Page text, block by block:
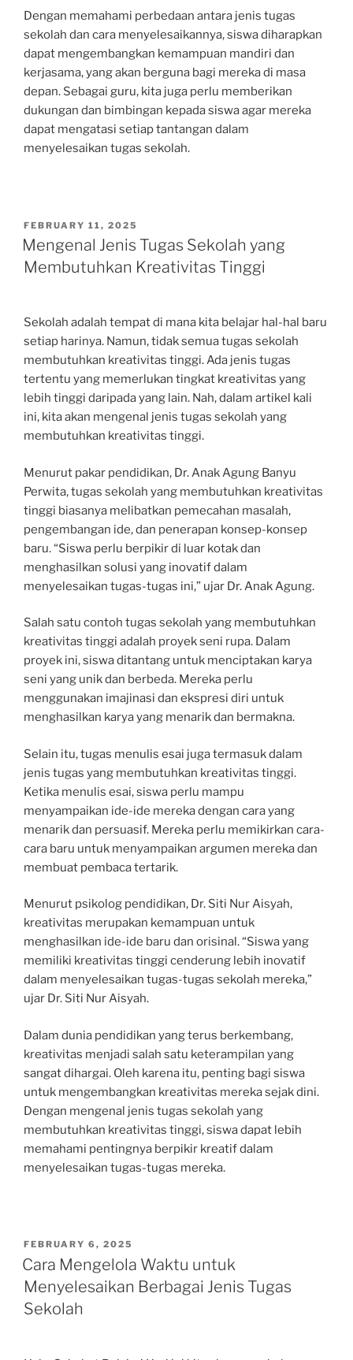
Dengan memahami perbedaan antara jenis tugas
sekolah dan cara menyelesaikannya, siswa diharapkan
dapat mengembangkan kemampuan mandiri dan
kerjasama, yang akan berguna bagi mereka di masa
depan. Sebagai guru, kita juga perlu memberikan
dukungan dan bimbingan kepada siswa agar mereka
dapat mengatasi setiap tantangan dalam
menyelesaikan tugas sekolah.
POSTED
ON
FEBRUARY 11, 2025
Mengenal Jenis Tugas Sekolah yang
Membutuhkan Kreativitas Tinggi
Sekolah adalah tempat di mana kita belajar hal-hal baru
setiap harinya. Namun, tidak semua tugas sekolah
membutuhkan kreativitas tinggi. Ada jenis tugas
tertentu yang memerlukan tingkat kreativitas yang
lebih tinggi daripada yang lain. Nah, dalam artikel kali
ini, kita akan mengenal jenis tugas sekolah yang
membutuhkan kreativitas tinggi.
Menurut pakar pendidikan, Dr. Anak Agung Banyu
Perwita, tugas sekolah yang membutuhkan kreativitas
tinggi biasanya melibatkan pemecahan masalah,
pengembangan ide, dan penerapan konsep-konsep
baru. “Siswa perlu berpikir di luar kotak dan
menghasilkan solusi yang inovatif dalam
menyelesaikan tugas-tugas ini,” ujar Dr. Anak Agung.
Salah satu contoh tugas sekolah yang membutuhkan
kreativitas tinggi adalah proyek seni rupa. Dalam
proyek ini, siswa ditantang untuk menciptakan karya
seni yang unik dan berbeda. Mereka perlu
menggunakan imajinasi dan ekspresi diri untuk
menghasilkan karya yang menarik dan bermakna.
Selain itu, tugas menulis esai juga termasuk dalam
jenis tugas yang membutuhkan kreativitas tinggi.
Ketika menulis esai, siswa perlu mampu
menyampaikan ide-ide mereka dengan cara yang
menarik dan persuasif. Mereka perlu memikirkan cara-
cara baru untuk menyampaikan argumen mereka dan
membuat pembaca tertarik.
Menurut psikolog pendidikan, Dr. Siti Nur Aisyah,
kreativitas merupakan kemampuan untuk
menghasilkan ide-ide baru dan orisinal. “Siswa yang
memiliki kreativitas tinggi cenderung lebih inovatif
dalam menyelesaikan tugas-tugas sekolah mereka,”
ujar Dr. Siti Nur Aisyah.
Dalam dunia pendidikan yang terus berkembang,
kreativitas menjadi salah satu keterampilan yang
sangat dihargai. Oleh karena itu, penting bagi siswa
untuk mengembangkan kreativitas mereka sejak dini.
Dengan mengenal jenis tugas sekolah yang
membutuhkan kreativitas tinggi, siswa dapat lebih
memahami pentingnya berpikir kreatif dalam
menyelesaikan tugas-tugas mereka.
POSTED
ON
FEBRUARY 6, 2025
Cara Mengelola Waktu untuk
Menyelesaikan Berbagai Jenis Tugas
Sekolah